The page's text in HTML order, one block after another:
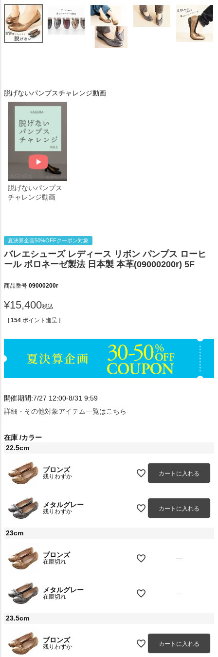
脱げないパンプスチャレンジ動画
脱げないパンプス
チャレンジ動画
夏決算企画50%OFFクーポン対象
バレエシューズ レディース リボン パンプス ローヒ
ール ボロネーゼ製法 日本製 本革(09000200r) 5F
商品番号 09000200r
¥15,400税込
[ 154 ポイント進呈 ]
開催期間:7/27 12:00-8/31 9:59
詳細・その他対象アイテム一覧はこちら
在庫 カラー
22.5cm
ブロンズ
残りわずか カートに入れる
メタルグレー
残りわずか カートに入れる
23cm
ブロンズ
在庫切れ —
メタルグレー
在庫切れ —
23.5cm
ブロンズ
残りわずか カートに入れる